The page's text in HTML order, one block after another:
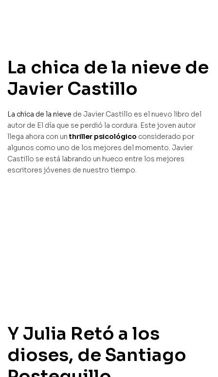
La chica de la nieve de
Javier Castillo
La chica de la nieve de Javier Castillo es el nuevo libro del
autor de El día que se perdió la cordura. Este joven autor
llega ahora con unthriller psicológico considerado por
algunos como uno de los mejores del momento. Javier
Castillo se está labrando un hueco entre los mejores
escritores jóvenes de nuestro tiempo.
Y Julia Retó a los
dioses, de Santiago